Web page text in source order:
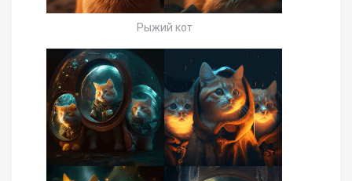
Рыжий кот